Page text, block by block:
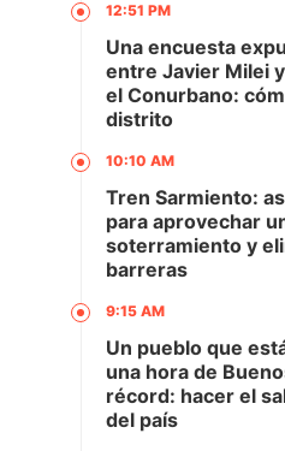
12:51 PM
Una encuesta
entre Javier Milei
el Conurbano:
distrito
10:10 AM
Tren Sarmiento:
para aprovechar
soterramiento y
barreras
9:15 AM
Un pueblo que
una hora de
récord: hacer el
del país